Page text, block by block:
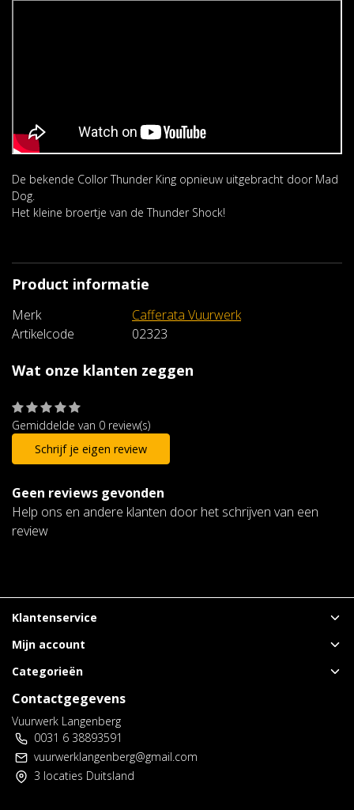
De bekende Collor Thunder King opnieuw uitgebracht door Mad
Dog.
Het kleine broertje van de Thunder Shock!
Product informatie
Merk
Cafferata Vuurwerk
Artikelcode
02323
Wat onze klanten zeggen
Gemiddelde van 0 review(s)
Schrijf je eigen review
Geen reviews gevonden
Help ons en andere klanten door het schrijven van een
review
Klantenservice
Mijn account
Categorieën
Contactgegevens
Vuurwerk Langenberg
0031 6 38893591
vuurwerklangenberg@gmail.com
3 locaties Duitsland